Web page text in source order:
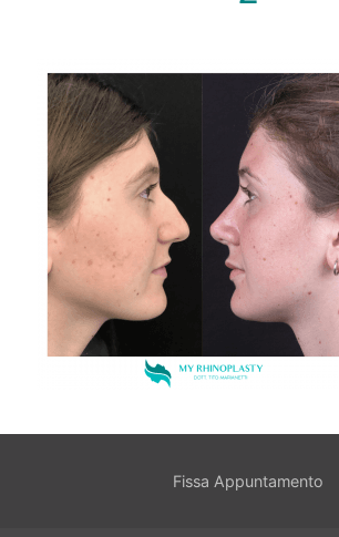
Fissa Appuntamento